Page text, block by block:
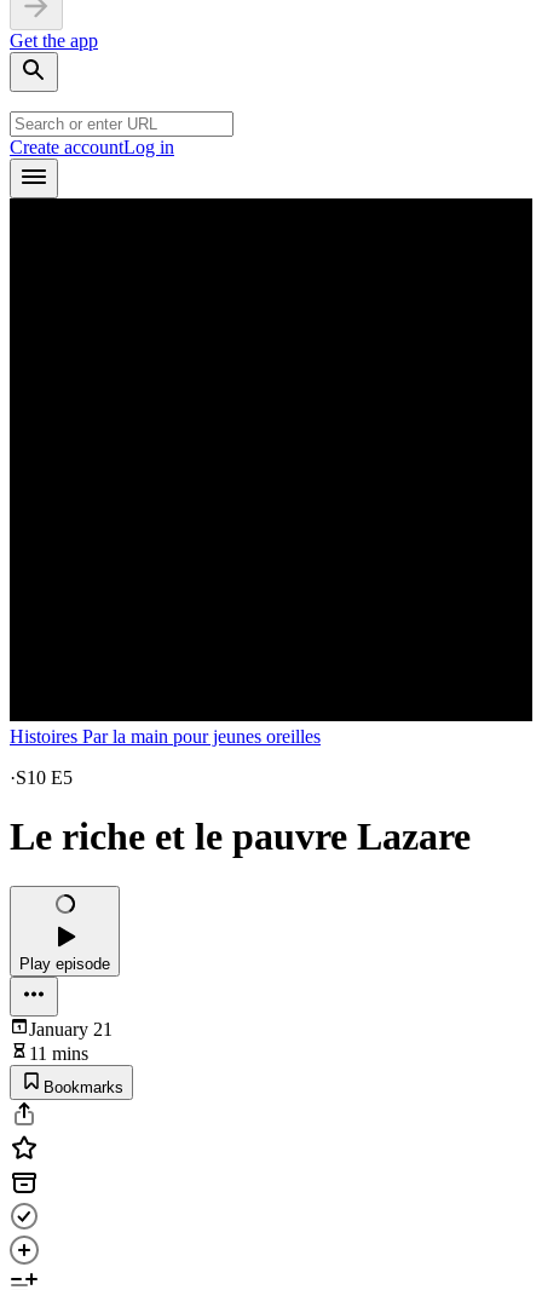
Get the app
Create accountLog in
Histoires Par la main pour jeunes oreilles
·S10 E5
Le riche et le pauvre Lazare
Play episode
January 21
11 mins
Bookmarks